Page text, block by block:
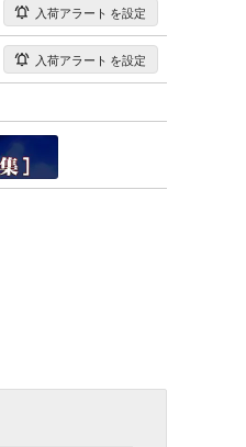
入荷アラート を設定
入荷アラート を設定